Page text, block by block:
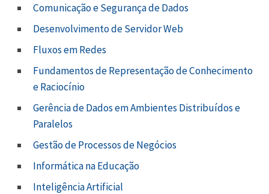
Comunicação e Segurança de Dados
Desenvolvimento de Servidor Web
Fluxos em Redes
Fundamentos de Representação de Conhecimento
e Raciocínio
Gerência de Dados em Ambientes Distribuídos e
Paralelos
Gestão de Processos de Negócios
Informática na Educação
Inteligência Artificial